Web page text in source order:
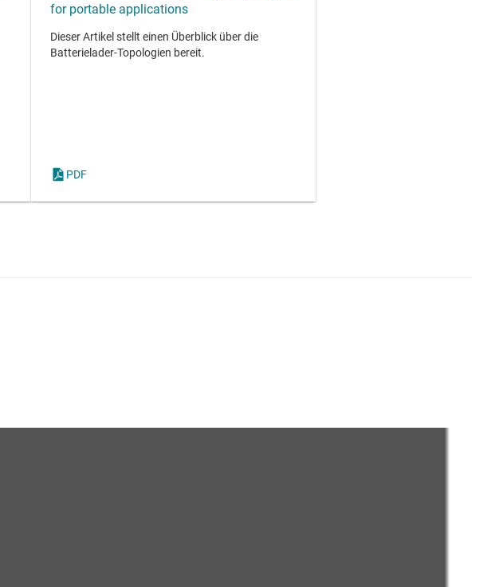
for portable applications
Dieser Artikel stellt einen Überblick über die
Batterielader-Topologien bereit.
PDF